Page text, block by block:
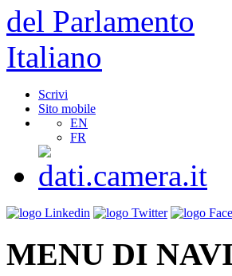
Scrivi
Sito mobile
EN
FR
MENU DI